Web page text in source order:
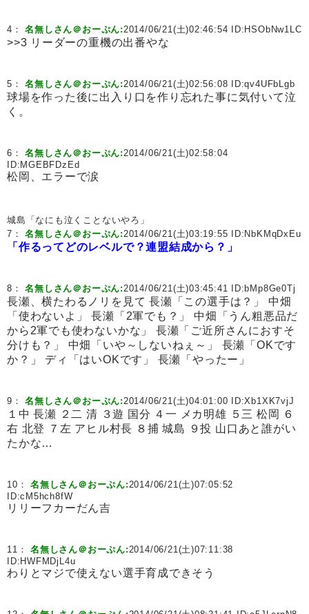
4：名無しさん＠おーぷん:2014/06/21(土)02:46:54 ID: HSObNw1LC
>>3 リーダーの重機の出番やな
5：名無しさん＠おーぷん:2014/06/21(土)02:56:08 ID:qv4UFbLgb
球場を作った後に出入り口を作り忘れた事に気付いて泣
く。
6：名無しさん＠おーぷん:2014/06/21(土)02:58:04
ID: MGEBFDzEd
松岡、エラーで涙
城島「なにも泣くことないやろ」
7：名無しさん＠おーぷん:2014/06/21(土)03:19:55 ID: NbKMqDxEu
「作るってどのレベルで？連盟結成から？」
8：名無しさん＠おーぷん:2014/06/21(土)03:45:41 ID: bMp8Ge0Tj
長瀬、横たわるノリを見て 長瀬「この選手は？」 中畑
「使わないよ」 長瀬「2軍でも？」 中畑「うん粗悪品だ
から2軍でも使わないかな」 長瀬「ご近所さんにおすそ
分けも？」 中畑「いや～しないねぇ～」 長瀬「OKです
か？」 ディ「はいOKです」 長瀬「やったー」
9：名無しさん＠おーぷん:2014/06/21(土)04:01:00 ID:Xb1XK7vjJ
１中 長瀬 ２二 清 ３遊 国分 ４一 メカ明雄 ５三 松岡 ６
右 北登 ７左 アヒル村長 ８捕 城島 ９投 山口あと誰がい
たかな…
10：名無しさん＠おーぷん:2014/06/21(土)07:05:52
ID:cM5hch8fW
リリーフカーだん吉
11：名無しさん＠おーぷん:2014/06/21(土)07:11:38
ID: HWFMDjL4u
わりとマジで使えない選手育成できそう